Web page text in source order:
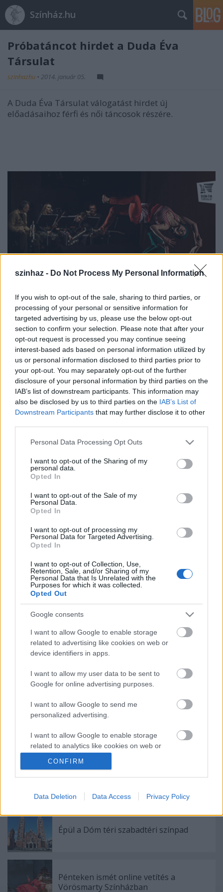
szinhaz - Do Not Process My Personal Information
If you wish to opt-out of the sale, sharing to third parties, or
processing of your personal or sensitive information for
targeted advertising by us, please use the below opt-out
section to confirm your selection. Please note that after your
opt-out request is processed you may continue seeing
interest-based ads based on personal information utilized by
us or personal information disclosed to third parties prior to
your opt-out. You may separately opt-out of the further
disclosure of your personal information by third parties on the
IAB’s list of downstream participants. This information may
also be disclosed by us to third parties on the IAB’s List of
Downstream Participants that may further disclose it to other
Please note that this website/app uses one or more Google
not limited to your visit or usage behaviour. You may click to
grant or deny consent to Google and its third-party tags to
use your data for below specified purposes in below Google
consent section.
Personal Data Processing Opt Outs
I want to opt-out of the Sharing of my
personal data.
Opted In
I want to opt-out of the Sale of my
Personal Data.
Opted In
I want to opt-out of processing my
Personal Data for Targeted Advertising.
Opted In
I want to opt-out of Collection, Use,
Retention, Sale, and/or Sharing of my
Personal Data that Is Unrelated with the
Purposes for which it was collected.
Opted Out
Google consents
I want to allow Google to enable storage
related to advertising like cookies on web or
device identifiers in apps.
I want to allow my user data to be sent to
Google for online advertising purposes.
I want to allow Google to send me
personalized advertising.
I want to allow Google to enable storage
related to analytics like cookies on web or
I want to allow Google to enable storage
related to personalization.
I want to allow Google to enable storage
related to security, including authentication
functionality and fraud prevention, and other
CONFIRM
Data Deletion Data Access Privacy Policy
Színház.hu
Próbatáncot hirdet a Duda Éva
Társulat
szinhazhu • 2014. január 05.
A Duda Éva Társulat válogatást hirdet új
előadásaihoz férfi és női táncosok részére.
Követelmény:
magas színvonalú technikai tudás
klasszikus balett, kortárs tánc és fizikai tánc
ismerete
kreatív improvizációs készség
Időpont: Január 11. szombat, 11:00, visszahívás:
január 12. vasárnap 11:00
Közösségi Inkubátorház, 2. emelet, bal szárny
http://moveinstudio.hu/elerhetosegek/
Jelentkezés fényképes önéletrajzzal a
Bővebb információ
Akik a megadott időpontban nem tudnak jelen lenni,
önéletrajz alapján.
Bővebb információ a Facebook oldalunkon:
https://www.facebook.com/dudadance
Ajánlott bejegyzések:
Rögtön dupla premierrel kezdi az új
évadot a Radnóti
Augusztusban jön az év legvidámabb
Épül a Dóm téri szabadtéri színpad
Pénteken ismét online vetítés a
Vörösmarty Színházban